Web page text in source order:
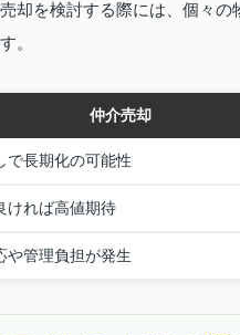
却を検討する際には、個々
。
仲介売却
で長期化の可能性
ければ高値期待
や管理負担が発生